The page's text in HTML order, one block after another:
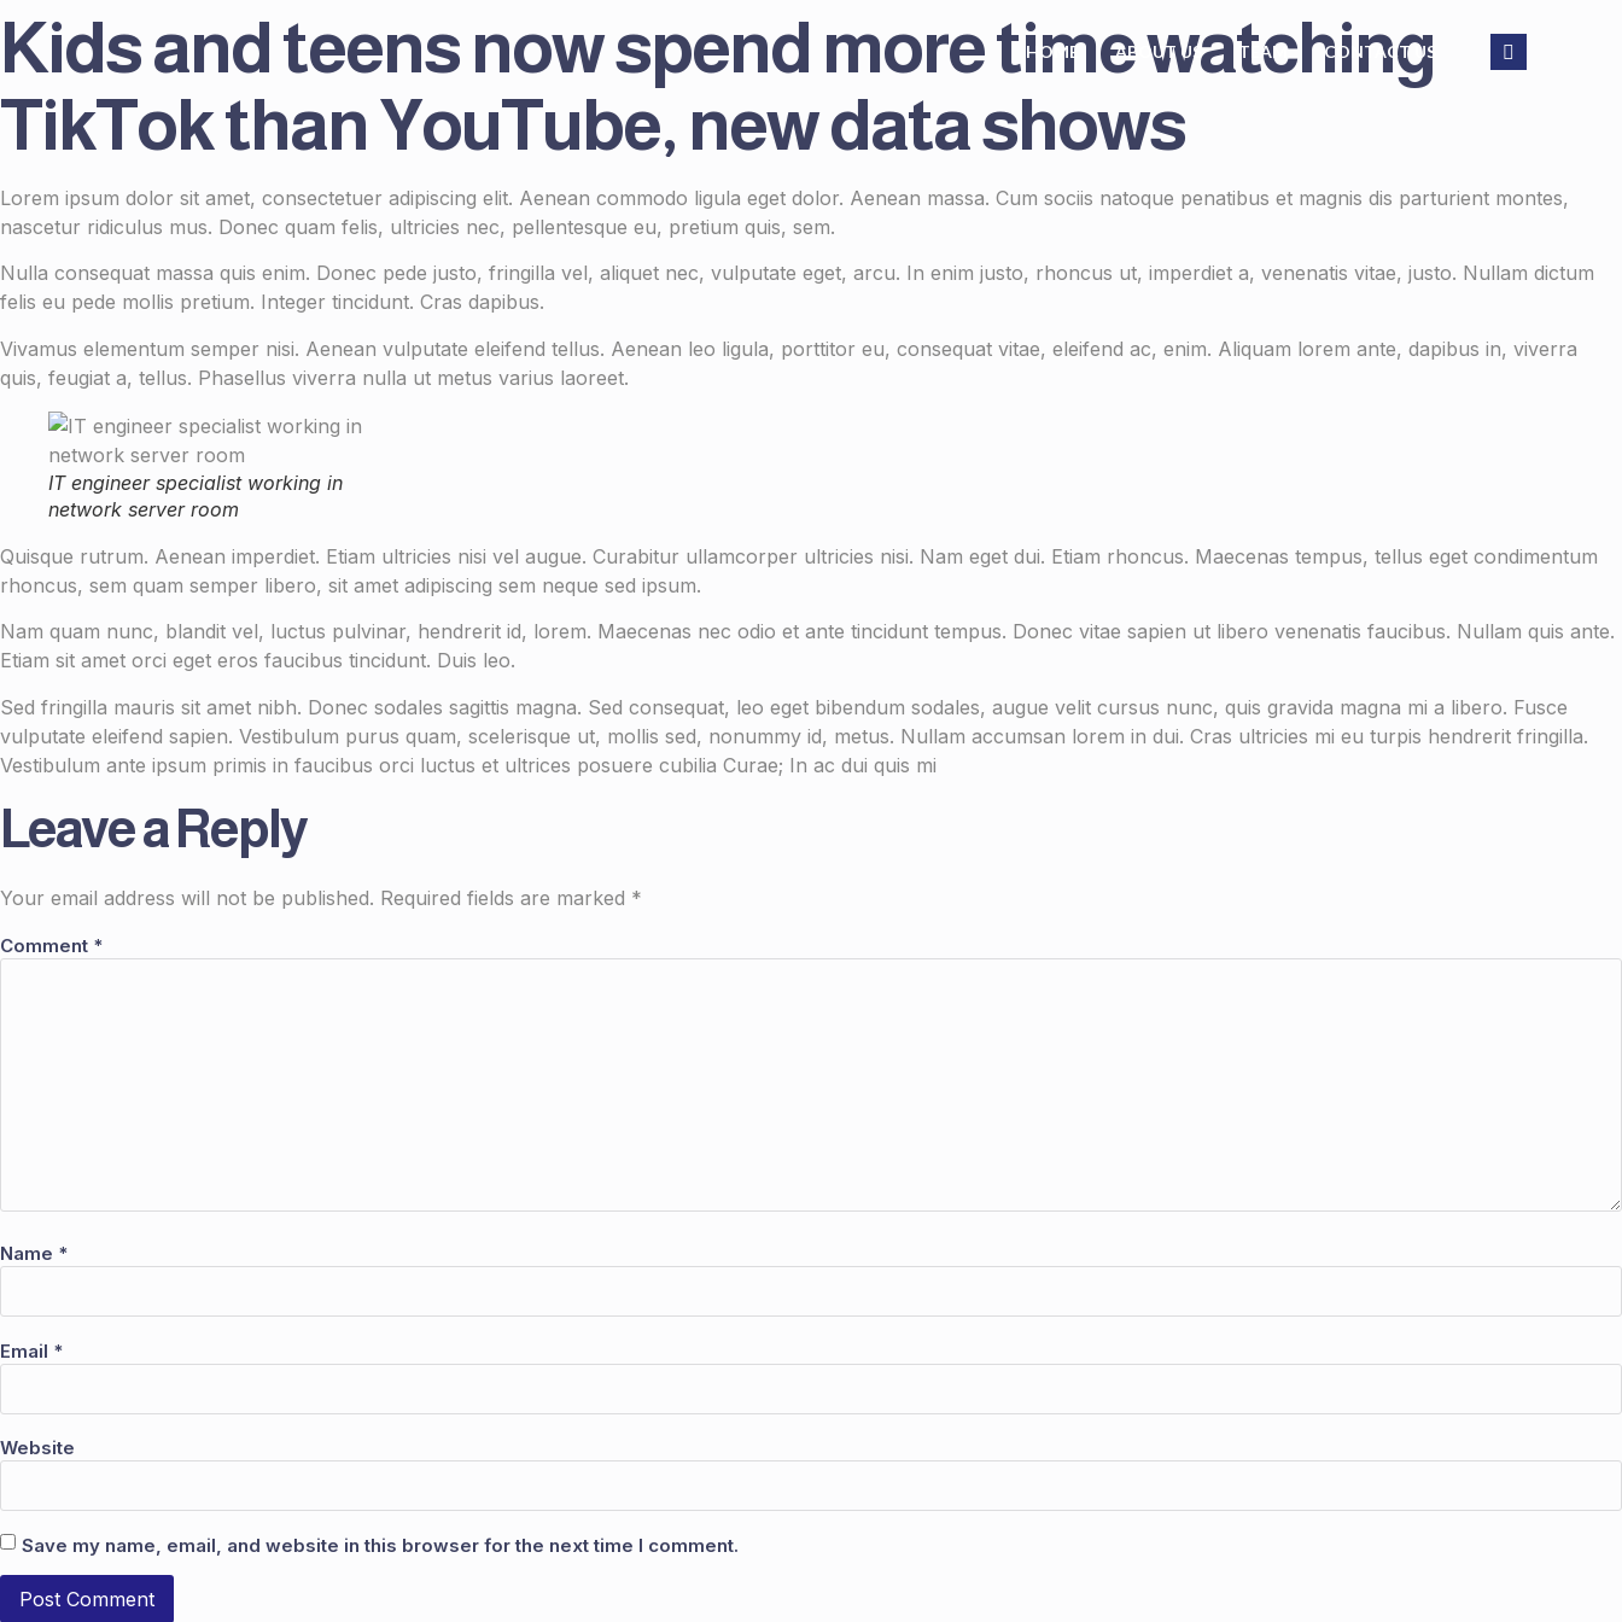
HOME ABOUT US TEAM CONTACT US
Kids and teens now spend more time watching
TikTok than YouTube, new data shows
Lorem ipsum dolor sit amet, consectetuer adipiscing elit. Aenean commodo ligula eget dolor. Aenean massa. Cum sociis natoque penatibus et magnis dis parturient montes,
nascetur ridiculus mus. Donec quam felis, ultricies nec, pellentesque eu, pretium quis, sem.
Nulla consequat massa quis enim. Donec pede justo, fringilla vel, aliquet nec, vulputate eget, arcu. In enim justo, rhoncus ut, imperdiet a, venenatis vitae, justo. Nullam dictum
felis eu pede mollis pretium. Integer tincidunt. Cras dapibus.
Vivamus elementum semper nisi. Aenean vulputate eleifend tellus. Aenean leo ligula, porttitor eu, consequat vitae, eleifend ac, enim. Aliquam lorem ante, dapibus in, viverra
quis, feugiat a, tellus. Phasellus viverra nulla ut metus varius laoreet.
IT engineer specialist working in
network server room
Quisque rutrum. Aenean imperdiet. Etiam ultricies nisi vel augue. Curabitur ullamcorper ultricies nisi. Nam eget dui. Etiam rhoncus. Maecenas tempus, tellus eget condimentum
rhoncus, sem quam semper libero, sit amet adipiscing sem neque sed ipsum.
Nam quam nunc, blandit vel, luctus pulvinar, hendrerit id, lorem. Maecenas nec odio et ante tincidunt tempus. Donec vitae sapien ut libero venenatis faucibus. Nullam quis ante.
Etiam sit amet orci eget eros faucibus tincidunt. Duis leo.
Sed fringilla mauris sit amet nibh. Donec sodales sagittis magna. Sed consequat, leo eget bibendum sodales, augue velit cursus nunc, quis gravida magna mi a libero. Fusce
vulputate eleifend sapien. Vestibulum purus quam, scelerisque ut, mollis sed, nonummy id, metus. Nullam accumsan lorem in dui. Cras ultricies mi eu turpis hendrerit fringilla.
Vestibulum ante ipsum primis in faucibus orci luctus et ultrices posuere cubilia Curae; In ac dui quis mi
Leave a Reply
Your email address will not be published. Required fields are marked *
Comment *
Name *
Email *
Website
Save my name, email, and website in this browser for the next time I comment.